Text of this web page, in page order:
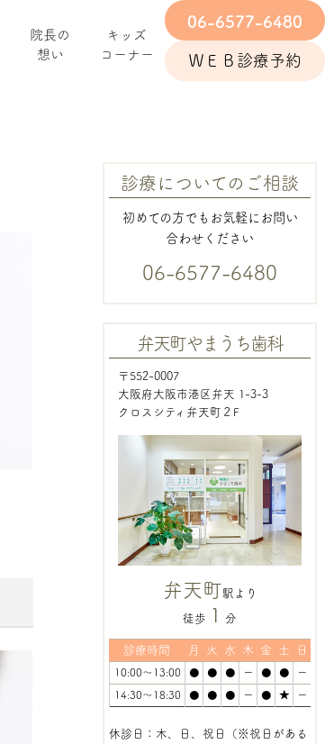
院⾧の
想い
キッズ
コーナー
06-6577-6480
ＷＥＢ診療予約
診療についてのご相談
初めての方でもお気軽にお問い
合わせください
06-6577-6480
弁天町やまうち歯科
〒552-0007
大阪府大阪市港区弁天 1-3-3
クロスシティ弁天町２F
弁天町駅より
徒歩 1 分
診療時間 月 火 水 木 金 土 日
10:00～13:00 ● ● ● ー ● ● ー
14:30～18:30 ● ● ● ー ● ★ ー
休診日：木、日、祝日（※祝日がある